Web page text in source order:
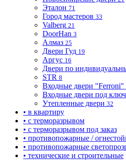
Эталон 71
Город мастеров 33
Valberg 21
DoorHan 3
Алмаз 25
Двери Гуд 19
Аргус 16
Двери по
STR 8
Входные двери "Ferroni"
Входные двери под ключ
Утепленные двери 32
• в квартиру
• с терморазрывом
• с терморазрывом под заказ
• противопожарные /
• противопожарные
• технические и строительные